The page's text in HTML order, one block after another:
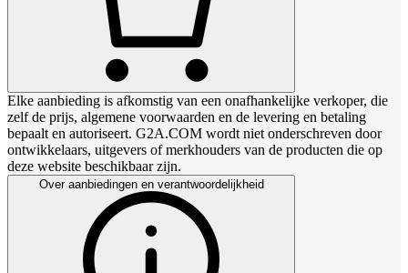
Elke aanbieding is afkomstig van een onafhankelijke verkoper, die
zelf de prijs, algemene voorwaarden en de levering en betaling
bepaalt en autoriseert. G2A.COM wordt niet onderschreven door
ontwikkelaars, uitgevers of merkhouders van de producten die op
deze website beschikbaar zijn.
Over aanbiedingen en verantwoordelijkheid